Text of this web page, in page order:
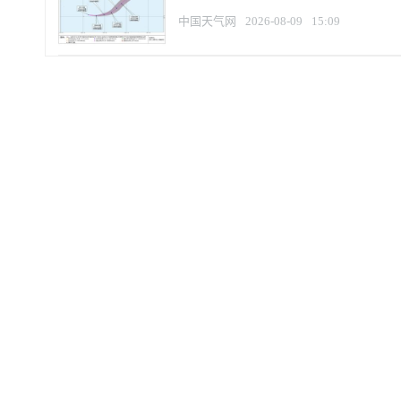
中国天气网 2026-08-09 15:09